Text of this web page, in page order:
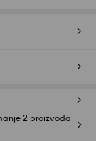
2 proizvoda